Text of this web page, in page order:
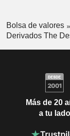
Bolsa de valores
Derivados The
Más de 20
a tu lado